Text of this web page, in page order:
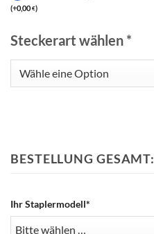
(+0,00 €)
Steckerart wählen *
BESTELLUNG GESAMT:
Ihr Staplermodell*